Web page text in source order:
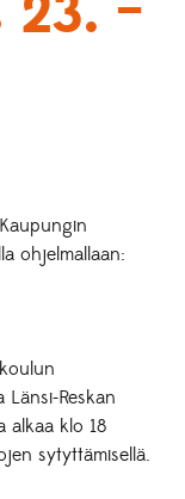
ohjelmallaan:
Reskan
alkaa klo 18
sytyttämisellä.